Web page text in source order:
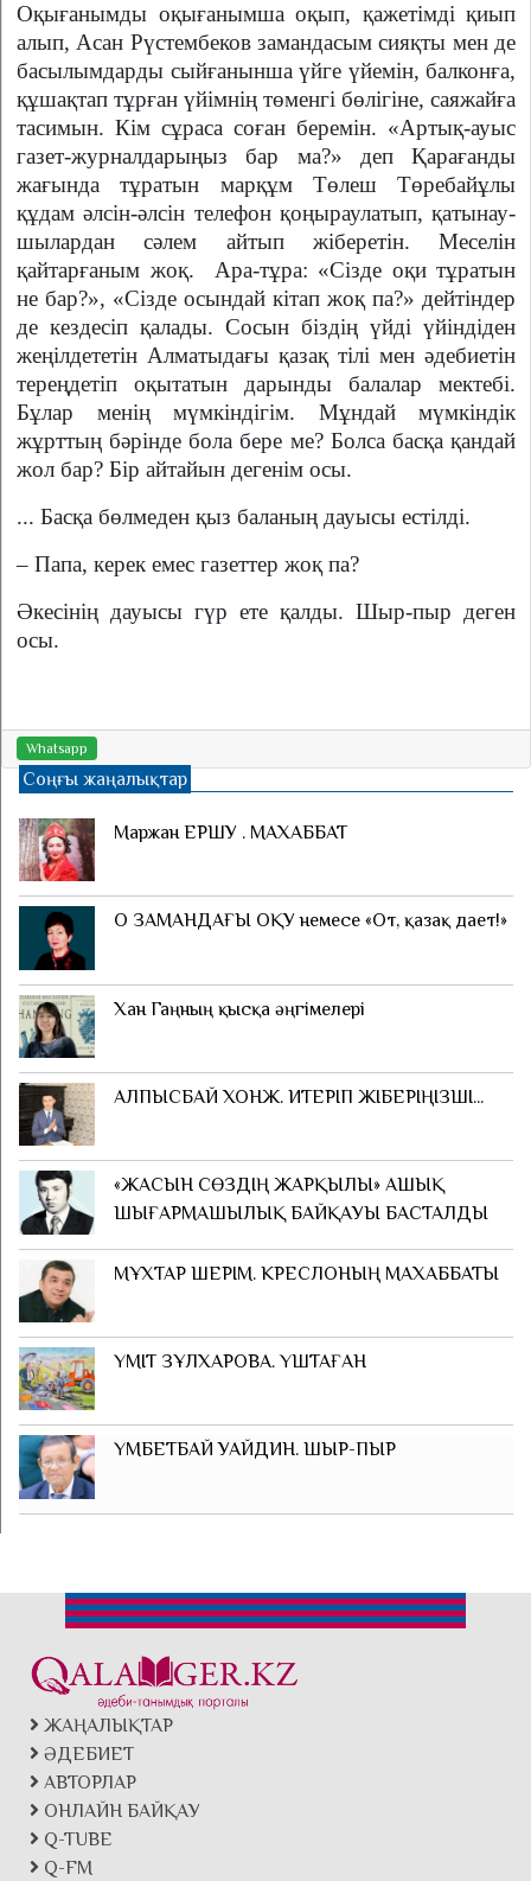
Оқы­ғанымды оқығанымша оқып, қажетімді қиып
алып, Асан Рүстембеков заманда­сым сияқты мен де
басылым­дарды сыйғанынша үйге үйе­мін, балконға,
құшақтап тұрған үйімнің төменгі бөлігіне, сая­жайға
тасимын. Кім сұраса соған беремін. «Артық-ауыс
га­­зет-жур­налдарыңыз бар ма?» деп Қара­ғанды
жағында тұ­ра­тын марқұм Төлеш Төре­байұлы
құдам әлсін-әлсін телефон қоңыраулатып, қатынау­
шы­лардан сәлем айтып жіберетін. Меселін
қайтарғаным жоқ. Ара-тұра: «Сізде оқи тұратын
не бар?», «Сізде осындай кітап жоқ па?» дейтіндер
де кез­десіп қалады. Сосын біздің үйді үйіндіден
жеңілдететін Алма­тыдағы қазақ тілі мен әдебиетін
тереңдетіп оқытатын дарынды балалар мектебі.
Бұлар менің мүмкіндігім. Мұндай мүмкіндік
жұрттың бәрінде бола бере ме? Болса басқа қандай
жол бар? Бір айтайын дегенім осы.
... Басқа бөлмеден қыз бала­ның дауы­сы естілді.
– Папа, керек емес газеттер жоқ па?
Әкесінің дауысы гүр ете қалды. Шыр-пыр деген
осы.
Whatsapp
Соңғы жаңалықтар
Маржан ЕРШУ . МАХАББАТ
О ЗАМАНДАҒЫ ОҚУ немесе «От, қазақ дает!»
Хан Гаңның қысқа әңгімелері
АЛПЫСБАЙ ХОНЖ. ИТЕРІП ЖІБЕРІҢІЗШІ...
«ЖАСЫН СӨЗДІҢ ЖАРҚЫЛЫ» АШЫҚ
ШЫҒАРМАШЫЛЫҚ БАЙҚАУЫ БАСТАЛДЫ
МҰХТАР ШЕРІМ. КРЕСЛОНЫҢ МАХАББАТЫ
ҮМІТ ЗҰЛХАРОВА. ҮШТАҒАН
ҮМБЕТБАЙ УАЙДИН. ШЫР-ПЫР
ЖАҢАЛЫҚТАР
ӘДЕБИЕТ
АВТОРЛАР
ОНЛАЙН БАЙҚАУ
Q-TUBE
Q-FM